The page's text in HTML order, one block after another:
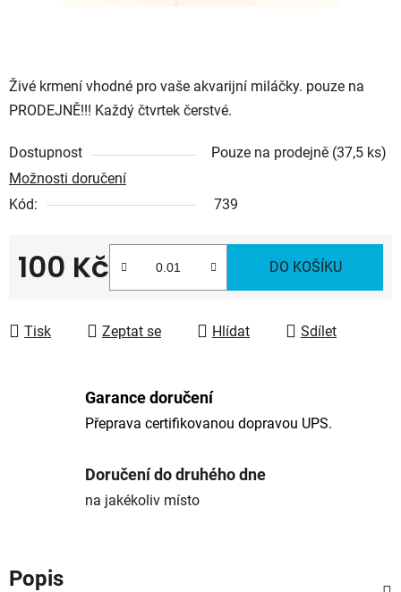
Živé krmení vhodné pro vaše akvarijní miláčky. pouze na
PRODEJNĚ!!! Každý čtvrtek čerstvé.
Dostupnost Pouze na prodejně (37,5 ks)
Možnosti doručení
Kód:
739
100 Kč DO KOŠÍKU
Tisk Zeptat se Hlídat Sdílet
Garance doručení
Přeprava certifikovanou dopravou UPS.
Doručení do druhého dne
na jakékoliv místo
Popis